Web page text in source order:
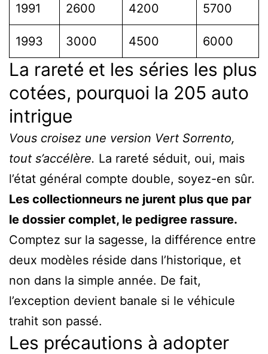
1991 2600 4200 5700
1993 3000 4500 6000
La rareté et les séries les plus
cotées, pourquoi la 205 auto
intrigue
Vous croisez une version Vert Sorrento,
tout s’accélère. La rareté séduit, oui, mais
l’état général compte double, soyez-en sûr.
Les collectionneurs ne jurent plus que par
le dossier complet, le pedigree rassure.
Comptez sur la sagesse, la différence entre
deux modèles réside dans l’historique, et
non dans la simple année. De fait,
l’exception devient banale si le véhicule
trahit son passé.
Les précautions à adopter